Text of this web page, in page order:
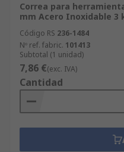
Correa para
mm Acero Inoxidable 3
Código RS 236-1484
Nº ref. fabric. 101413
Subtotal (1 unidad)
7,86 €(exc. IVA)
Cantidad